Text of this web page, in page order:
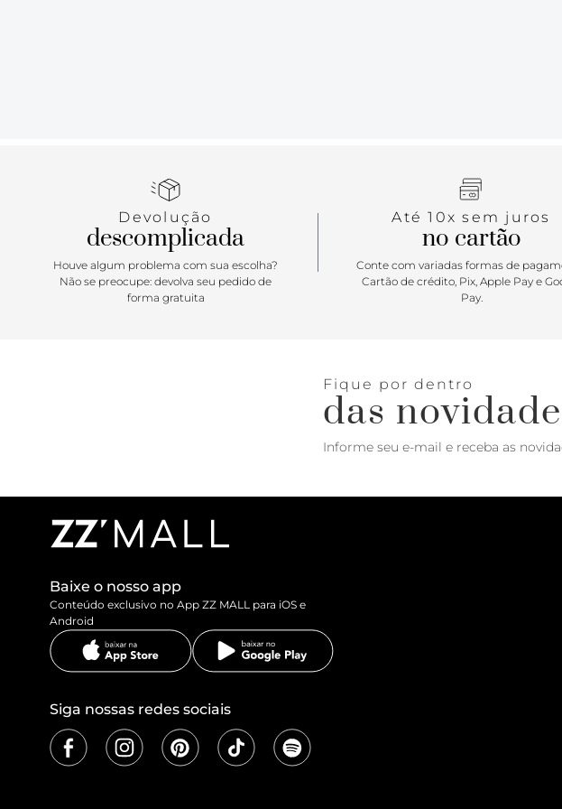
Devolução
descomplicada
Houve algum problema com sua escolha?
Não se preocupe: devolva seu pedido de
forma gratuita
Até 10x sem juros
no cartão
Conte com variadas formas de
Cartão de crédito, Pix, Apple Pay e
Pay.
Fique por dentro
das
Informe seu e-mail e receba as
Baixe o nosso app
Conteúdo exclusivo no App ZZ MALL para iOS e
Android
Siga nossas redes sociais